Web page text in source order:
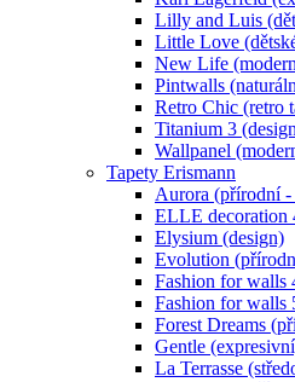
Lilly and Luis
Little Love
New Life
Pintwalls
Retro Chic (retro
Titanium 3
Wallpanel
Tapety Erismann
Aurora (přírodní -
ELLE decoration
Elysium (design)
Evolution
Fashion for walls
Fashion for walls
Forest Dreams
Gentle
La Terrasse